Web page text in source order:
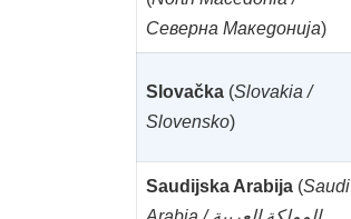
Северна Македонија)
Slovačka (Slovakia /
Slovensko)
Saudijska Arabija (Saudi